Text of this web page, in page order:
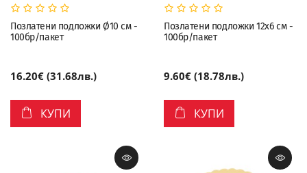
Позлатени подложки Ø10 см -
100бр/пакет
16.20€ (31.68лв.)
КУПИ
Позлатени подложки 12х6 см -
100бр/пакет
9.60€ (18.78лв.)
КУПИ